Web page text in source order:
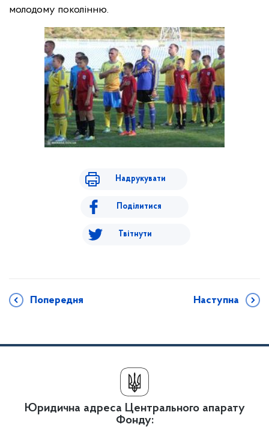
молодому поколінню.
Надрукувати
Поділитися
Твітнути
Попередня Наступна
Юридична адреса Центрального апарату
Фонду: